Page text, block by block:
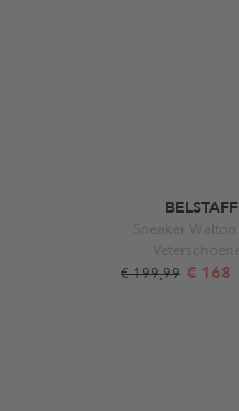
BELSTAFF
Sneaker
€ 199,99 € 168